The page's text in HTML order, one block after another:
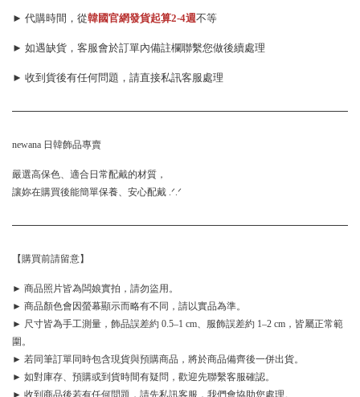
► 代購時間，從韓國官網發貨起算2-4週不等
► 如遇缺貨，客服會於訂單內備註欄聯繫您做後續處理
► 收到貨後有任何問題，請直接私訊客服處理
newana 日韓飾品專賣
嚴選高保色、適合日常配戴的材質，
讓妳在購買後能簡單保養、安心配戴 .ᐟ.ᐟ
【購買前請留意】
► 商品照片皆為闆娘實拍，請勿盜用。
► 商品顏色會因螢幕顯示而略有不同，請以實品為準。
► 尺寸皆為手工測量，飾品誤差約 0.5–1 cm、服飾誤差約 1–2 cm，皆屬正常範
圍。
► 若同筆訂單同時包含現貨與預購商品，將於商品備齊後一併出貨。
► 如對庫存、預購或到貨時間有疑問，歡迎先聯繫客服確認。